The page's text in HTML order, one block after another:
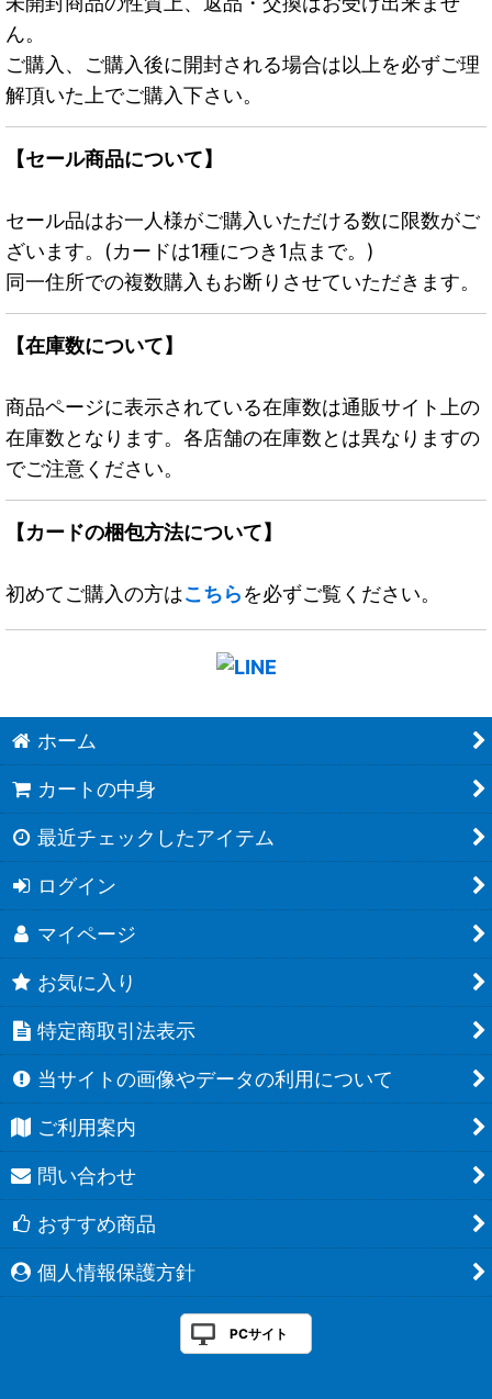
ん。
ご購入、ご購入後に開封される場合は以上を必ずご理
解頂いた上でご購入下さい。
【セール商品について】
セール品はお一人様がご購入いただける数に限数がご
ざいます。(カードは1種につき1点まで。)
同一住所での複数購入もお断りさせていただきます。
【在庫数について】
商品ページに表示されている在庫数は通販サイト上の
在庫数となります。各店舗の在庫数とは異なりますの
でご注意ください。
【カードの梱包方法について】
初めてご購入の方はこちらを必ずご覧ください。
ホーム
カートの中身
最近チェックしたアイテム
ログイン
マイページ
お気に入り
特定商取引法表示
当サイトの画像やデータの利用について
ご利用案内
問い合わせ
おすすめ商品
個人情報保護方針
PCサイト